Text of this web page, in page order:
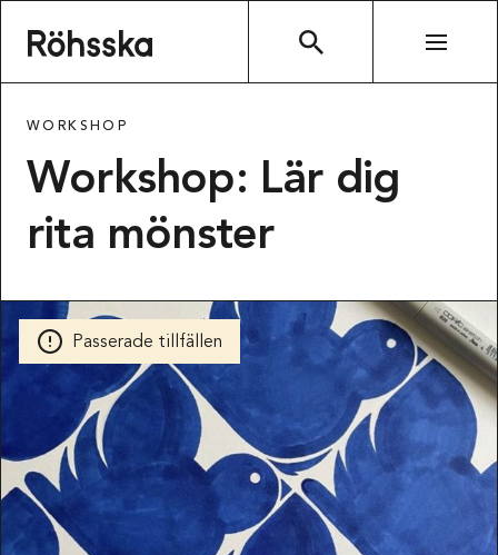
WORKSHOP
Workshop: Lär dig
rita mönster
Passerade tillfällen